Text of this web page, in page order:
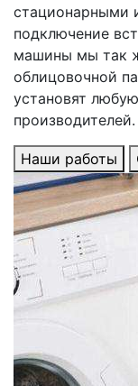
стационарными
подключение
машины мы так
облицовочной
установят
производителей.
Наши работы